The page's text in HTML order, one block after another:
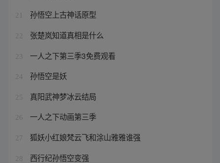
21 孙悟空上古神话原型
22 张楚岚知道真相是什么
23 一人之下第三季3免费观看
24 孙悟空是妖
25 真阳武神梦冰云结局
26 一人之下动画第三季
27 狐妖小红娘梵云飞和涂山雅雅谁强
28 西行纪孙悟空变强